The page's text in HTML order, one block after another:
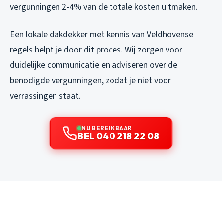
vergunningen 2-4% van de totale kosten uitmaken.
Een lokale dakdekker met kennis van Veldhovense
regels helpt je door dit proces. Wij zorgen voor
duidelijke communicatie en adviseren over de
benodigde vergunningen, zodat je niet voor
verrassingen staat.
NU BEREIKBAAR
BEL 040 218 22 08